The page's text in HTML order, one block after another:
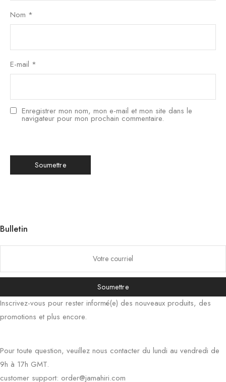
Nom *
E-mail *
Enregistrer mon nom, mon e-mail et mon site dans le
navigateur pour mon prochain commentaire.
Bulletin
Soumettre
Inscrivez-vous pour rester informé(e) des nouveaux produits, des
promotions et plus encore.
Pour toute question, veuillez nous contacter du lundi au vendredi de
9h à 17h GMT.
customer support: order@jamahiri.com
简体中文
বাংলা